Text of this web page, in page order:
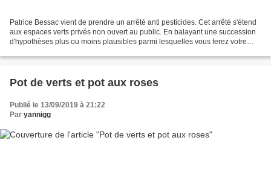
Patrice Bessac vient de prendre un arrêté anti pesticides. Cet arrêté s'étend
aux espaces verts privés non ouvert au public. En balayant une succession
d'hypothèses plus ou moins plausibles parmi lesquelles vous ferez votre
Pot de verts et pot aux roses
Publié le 13/09/2019 à 21:22
Par yannigg